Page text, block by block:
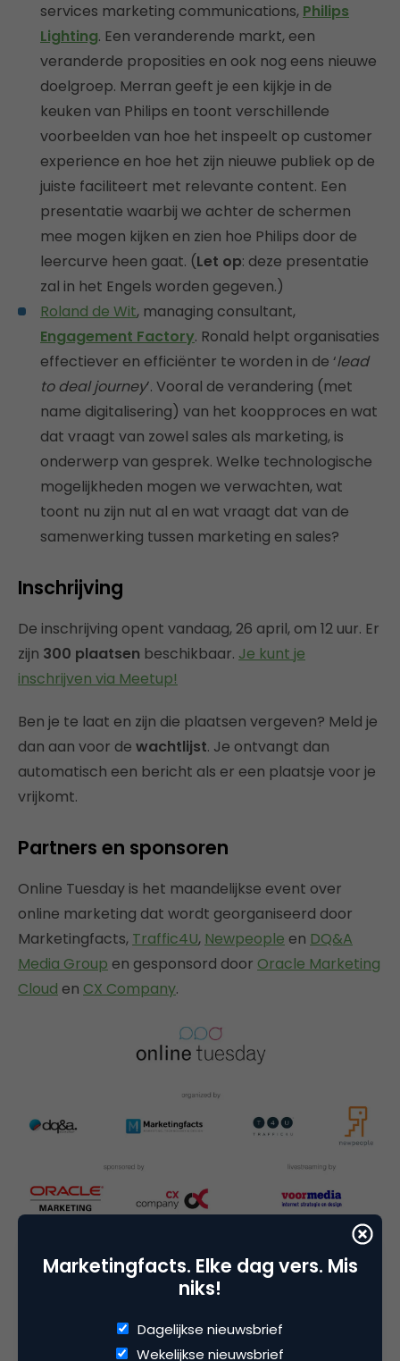
services marketing communications, Philips
Lighting. Een veranderende markt, een
veranderde proposities en ook nog eens nieuwe
doelgroep. Merran geeft je een kijkje in de
keuken van Philips en toont verschillende
voorbeelden van hoe het inspeelt op customer
experience en hoe het zijn nieuwe publiek op de
juiste faciliteert met relevante content. Een
presentatie waarbij we achter de schermen
mee mogen kijken en zien hoe Philips door de
leercurve heen gaat. (Let op: deze presentatie
zal in het Engels worden gegeven.)
Roland de Wit, managing consultant,
Engagement Factory. Ronald helpt organisaties
effectiever en efficiënter te worden in de ‘lead
to deal journey’. Vooral de verandering (met
name digitalisering) van het koopproces en wat
dat vraagt van zowel sales als marketing, is
onderwerp van gesprek. Welke technologische
mogelijkheden mogen we verwachten, wat
toont nu zijn nut al en wat vraagt dat van de
samenwerking tussen marketing en sales?
Inschrijving
De inschrijving opent vandaag, 26 april, om 12 uur. Er
zijn 300 plaatsen beschikbaar. Je kunt je
inschrijven via Meetup!
Ben je te laat en zijn die plaatsen vergeven? Meld je
dan aan voor de wachtlijst. Je ontvangt dan
automatisch een bericht als er een plaatsje voor je
vrijkomt.
Partners en sponsoren
Online Tuesday is het maandelijkse event over
online marketing dat wordt georganiseerd door
Marketingfacts, Traffic4U, Newpeople en DQ&A
Media Group en gesponsord door Oracle Marketing
Cloud en CX Company.
Deel dit artikel
Marketingfacts. Elke dag vers. Mis
niks!
Dagelijkse nieuwsbrief
Wekelijkse nieuwsbrief